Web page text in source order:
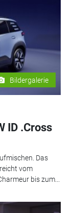
Bildergalerie
ID .Cross
Das
vom
bis zum...